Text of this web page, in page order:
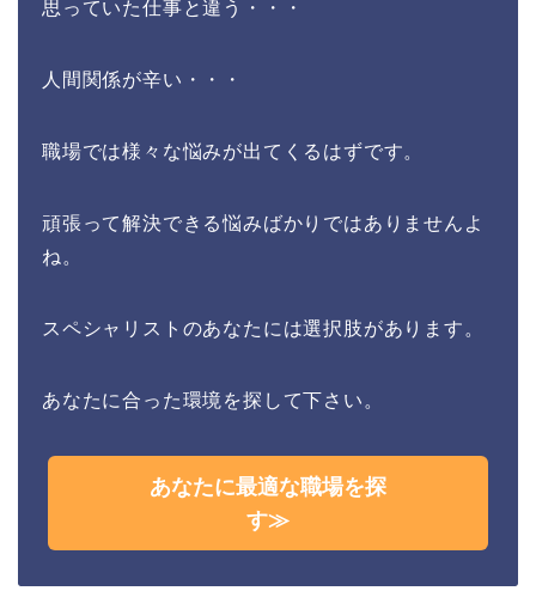
思っていた仕事と違う・・・
人間関係が辛い・・・
職場では様々な悩みが出てくるはずです。
頑張って解決できる悩みばかりではありませんよ
ね。
スペシャリストのあなたには選択肢があります。
あなたに合った環境を探して下さい。
あなたに最適な職場を探
す≫